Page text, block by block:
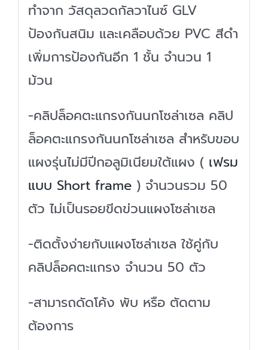
short
frame
quantity
ทำจาก วัสดุลวดกัลวาไนซ์ GLV
ป้องกันสนิม และเคลือบด้วย PVC สีดำ
เพิ่มการป้องกันอีก 1 ชั้น จำนวน 1
ม้วน
-คลิปล็อคตะแกรงกันนกโซล่าเซล คลิป
ล็อคตะแกรงกันนกโซล่าเซล สำหรับขอบ
แผงรุ่นไม่มีปีกอลูมิเนียมใต้แผง ( เฟรม
แบบ Short frame) จำนวนรวม 50
ตัว ไม่เป็นรอยขีดข่วนแผงโซล่าเซล
-ติดตั้งง่ายกับแผงโซล่าเซล ใช้คู่กับ
คลิปล็อคตะแกรง จำนวน 50 ตัว
-สามารถดัดโค้ง พับ หรือ ตัดตาม
ต้องการ